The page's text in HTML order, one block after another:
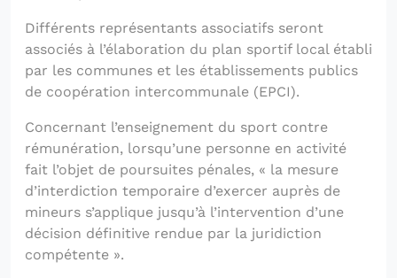
Différents représentants associatifs seront
associés à l’élaboration du plan sportif local établi
par les communes et les établissements publics
de coopération intercommunale (EPCI).
Concernant l’enseignement du sport contre
rémunération, lorsqu’une personne en activité
fait l’objet de poursuites pénales, « la mesure
d’interdiction temporaire d’exercer auprès de
mineurs s’applique jusqu’à l’intervention d’une
décision définitive rendue par la juridiction
compétente ».